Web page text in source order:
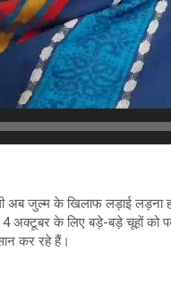
अब जुल्म के खिलाफ लड़ाई लड़ना
4 अक्टूबर के लिए बड़े-बड़े चूहों
कर रहे हैं।